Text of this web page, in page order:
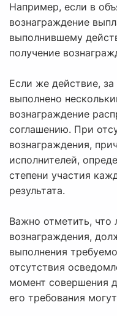
Например, если в
вознаграждение
выполнившему
получение
Если же действие,
выполнено
вознаграждение
соглашению. При
вознаграждения,
исполнителей,
степени участия
результата.
Важно отметить,
вознаграждения,
выполнения
отсутствия
момент совершения
его требования